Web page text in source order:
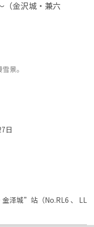
景。
日
泽城”站（No.RL6 、 LL